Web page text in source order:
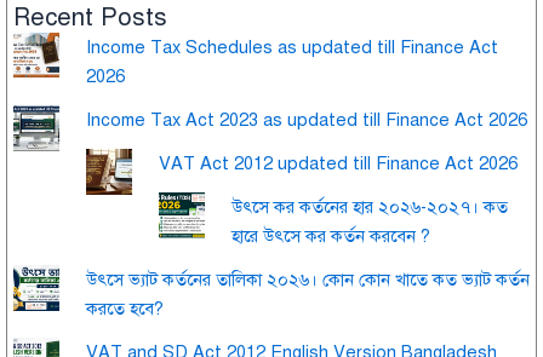
Recent Posts
Income Tax Schedules as updated till Finance Act
2026
Income Tax Act 2023 as updated till Finance Act 2026
VAT Act 2012 updated till Finance Act 2026
উৎসে কর কর্তনের হার ২০২৬-২০২৭। কত
হারে উৎসে কর কর্তন করবেন ?
উৎসে ভ্যাট কর্তনের তালিকা ২০২৬। কোন কোন খাতে কত ভ্যাট কর্তন
করতে হবে?
VAT and SD Act 2012 English Version Bangladesh